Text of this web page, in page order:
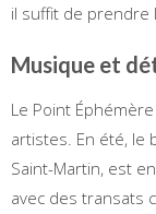
il suffit de prendre
Musique et
Le Point
artistes. En été, le
Saint-Martin, est
avec des transats